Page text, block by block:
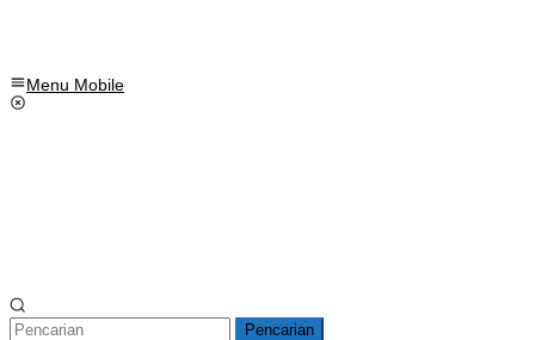
Menu Mobile
Pencarian